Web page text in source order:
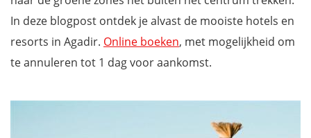
In deze blogpost ontdek je alvast de mooiste hotels en
resorts in Agadir. Online boeken, met mogelijkheid om
te annuleren tot 1 dag voor aankomst.